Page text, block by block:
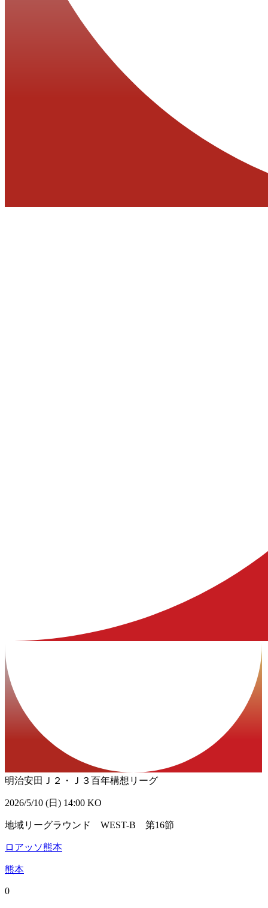
明治安田Ｊ２・Ｊ３百年構想リーグ
2026/5/10 (日) 14:00 KO
地域リーグラウンド WEST-B 第16節
ロアッソ熊本
熊本
0